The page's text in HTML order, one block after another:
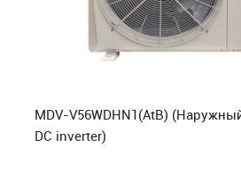
MDV-V56WDHN1(AtB)
DC inverter)